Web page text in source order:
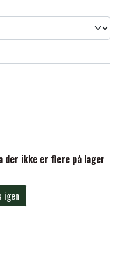
VOKSNE
TILBEHØR
& DÆKKEN
& RIDEDÆKKEN
& INFRARØD
& TRÆKTOV
MARTIN
der ikke er flere på lager
igen